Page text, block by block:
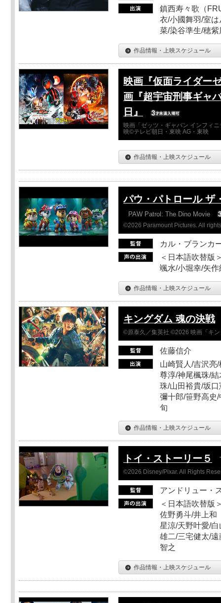
鎮西寿々歌（
衣/小國舞羽/室
菜/染谷準生/穂
作品情報・上映スケジュール
映画『仮面ライダー
画『超宇宙刑事ギャ
日』
映画「ゼッツ・ギャバン インフィ
映©テレビ朝日・東映 AG・東映
作品情報・上映スケジュール
パウ・パトロール ザ
PAW Patrol: The Dino Movie
©2026 Paramount Pictures. All
カル・ブランカ
＜日本語吹替版
颯水/小堀幸/矢作
作品情報・上映スケジュール
キングダム 魂の決戦
©原泰久／集英社 ©2026 映画「キ
佐藤信介
山崎賢人/吉沢亮
尊淳/神尾楓珠/
珠/山田裕貴/坂
彌十郎/笹野高史
旬
作品情報・上映スケジュール
トイ・ストーリー５
©2026 Disney/Pixar. All Rights
アンドリュー・
＜日本語吹替版
佐野勇斗/井上和
星涼/天野叶愛/
雄二/三宅健太/
智之
作品情報・上映スケジュール